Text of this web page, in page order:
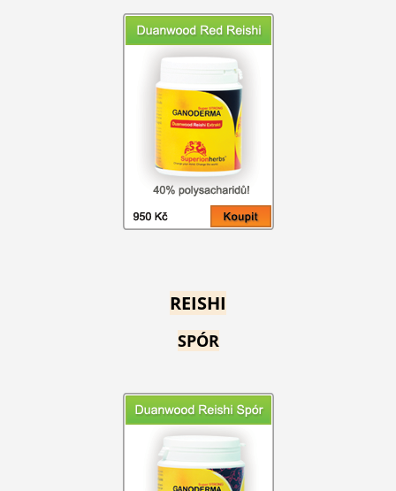
REISHI
SPÓR